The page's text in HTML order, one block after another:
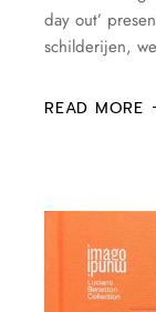
day out’
schilderijen,
READ MORE